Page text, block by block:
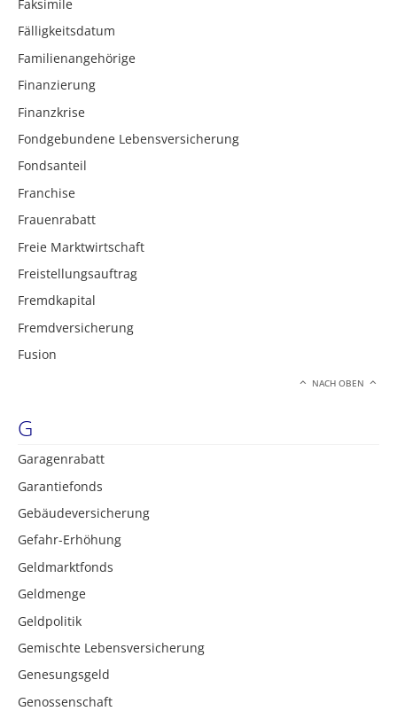
Faksimile
Fälligkeitsdatum
Familienangehörige
Finanzierung
Finanzkrise
Fondgebundene Lebensversicherung
Fondsanteil
Franchise
Frauenrabatt
Freie Marktwirtschaft
Freistellungsauftrag
Fremdkapital
Fremdversicherung
Fusion
NACH OBEN
G
Garagenrabatt
Garantiefonds
Gebäudeversicherung
Gefahr-Erhöhung
Geldmarktfonds
Geldmenge
Geldpolitik
Gemischte Lebensversicherung
Genesungsgeld
Genossenschaft